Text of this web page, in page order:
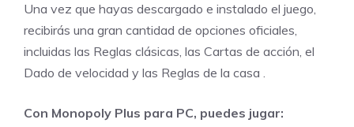
Una vez que hayas descargado e instalado el juego,
recibirás una gran cantidad de opciones oficiales,
incluidas las Reglas clásicas, las Cartas de acción, el
Dado de velocidad y las Reglas de la casa .
Con Monopoly Plus para PC, puedes jugar: